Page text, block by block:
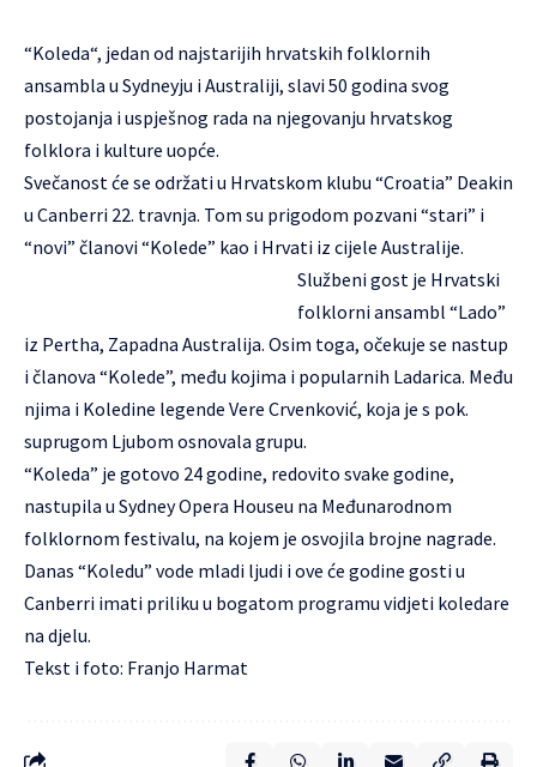
“Koleda“, jedan od najstarijih hrvatskih folklornih
ansambla u Sydneyju i Australiji, slavi 50 godina svog
postojanja i uspješnog rada na njegovanju hrvatskog
folklora i kulture uopće.
Svečanost će se održati u Hrvatskom klubu “Croatia” Deakin
u Canberri 22. travnja. Tom su prigodom pozvani “stari” i
“novi” članovi “Kolede” kao i Hrvati iz cijele Australije.
Službeni gost je Hrvatski
folklorni ansambl “Lado”
iz Pertha, Zapadna Australija. Osim toga, očekuje se nastup
i članova “Kolede”, među kojima i popularnih Ladarica. Među
njima i Koledine legende Vere Crvenković, koja je s pok.
suprugom Ljubom osnovala grupu.
“Koleda” je gotovo 24 godine, redovito svake godine,
nastupila u Sydney Opera Houseu na Međunarodnom
folklornom festivalu, na kojem je osvojila brojne nagrade.
Danas “Koledu” vode mladi ljudi i ove će godine gosti u
Canberri imati priliku u bogatom programu vidjeti koledare
na djelu.
Tekst i foto: Franjo Harmat